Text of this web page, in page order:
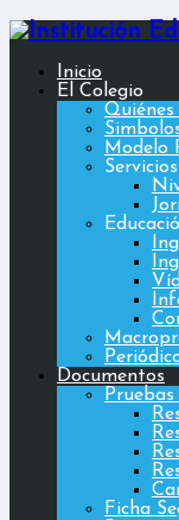
Inicio
El Colegio
Quiénes
Modelo
Documentos
Ficha